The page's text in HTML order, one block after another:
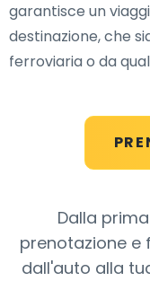
garantisce un
destinazione, che
ferroviaria o da
Dalla
prenotazione e
dall'auto alla